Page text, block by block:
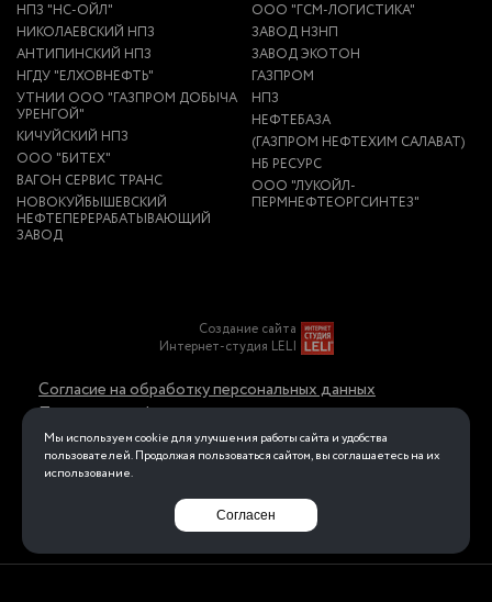
НПЗ "НС-ОЙЛ"
НИКОЛАЕВСКИЙ НПЗ
АНТИПИНСКИЙ НПЗ
НГДУ "ЕЛХОВНЕФТЬ"
УТНИИ ООО "ГАЗПРОМ ДОБЫЧА
УРЕНГОЙ"
КИЧУЙСКИЙ НПЗ
ООО "БИТЕХ"
ВАГОН СЕРВИС ТРАНС
НОВОКУЙБЫШЕВСКИЙ
НЕФТЕПЕРЕРАБАТЫВАЮЩИЙ
ЗАВОД
ООО "ГСМ-ЛОГИСТИКА"
ЗАВОД НЗНП
ЗАВОД ЭКОТОН
ГАЗПРОМ
НПЗ
НЕФТЕБАЗА
(ГАЗПРОМ НЕФТЕХИМ САЛАВАТ)
НБ РЕСУРС
ООО "ЛУКОЙЛ-
ПЕРМНЕФТЕОРГСИНТЕЗ"
Создание сайта
Интернет-студия LELI
Согласие на обработку персональных данных
Политика конфиденциальности в отношении
обработки персональных данных
Перейти на полную версию
Мы используем cookie для улучшения работы сайта и удобства
пользователей. Продолжая пользоваться сайтом, вы соглашаетесь на их
использование.
Согласен